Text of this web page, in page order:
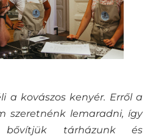
a kovászos kenyér. Erről a
szeretnénk lemaradni, így
bővítjük tárházunk és